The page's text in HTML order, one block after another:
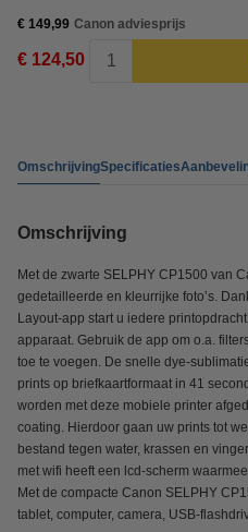
€ 149,99 Canon adviesprijs
€ 124,50
OmschrijvingSpecificaties
Omschrijving
Met de zwarte SELPHY CP1500 van
gedetailleerde en kleurrijke foto’s.
Layout-app start u iedere
apparaat. Gebruik de app om o.a.
toe te voegen. De snelle dye-
prints op briefkaartformaat in 41
worden met deze mobiele printer
coating. Hierdoor gaan uw prints tot
bestand tegen water, krassen en
met wifi heeft een lcd-scherm
Met de compacte Canon SELPHY
tablet, computer, camera, USB-